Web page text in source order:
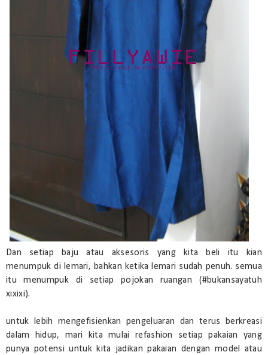
Dan setiap baju atau aksesoris yang kita beli itu kian
menumpuk di lemari, bahkan ketika lemari sudah penuh. semua
itu menumpuk di setiap pojokan ruangan (#bukansayatuh
xixixi).
untuk lebih mengefisienkan pengeluaran dan terus berkreasi
dalam hidup, mari kita mulai refashion setiap pakaian yang
punya potensi untuk kita jadikan pakaian dengan model atau